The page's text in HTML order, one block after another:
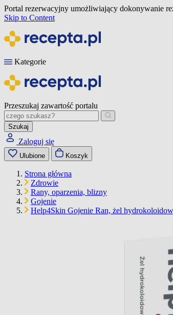
Portal rezerwacyjny umożliwiający dokonywanie
Skip to Content
Kategorie
Przeszukaj zawartość portalu
Szukaj
Zaloguj się
Ulubione Koszyk
Strona główna
Zdrowie
Rany, oparzenia, blizny
Gojenie
Help4Skin Gojenie Ran, żel